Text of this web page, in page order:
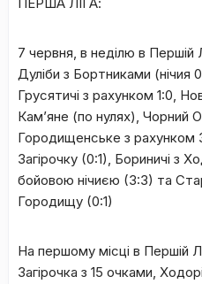
7 червня, в неділю в Першій
Дуліби з Бортниками (нічия
Грусятичі з рахунком 1:0,
Кам’яне (по нулях), Чорний
Городищенське з рахунком
Загірочку (0:1), Бориничі з
бойовою нічиєю (3:3) та
Городищу (0:1)
На першому місці в Першій
Загірочка з 15 очками,